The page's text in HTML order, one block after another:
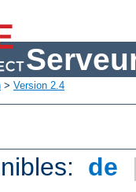
> Version 2.4
de